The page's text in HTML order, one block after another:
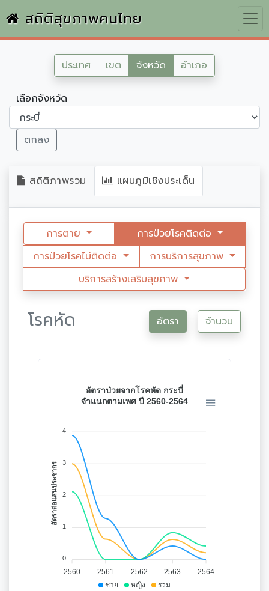
สถิติสุขภาพคนไทย
ประเทศ เขต จังหวัด อำเภอ
เลือกจังหวัด
ตกลง
สถิติภาพรวม แผนภูมิเชิงประเด็น
การตาย
การป่วยโรคติดต่อ
การป่วยโรคไม่ติดต่อ
การบริการสุขภาพ
บริการสร้างเสริมสุขภาพ
โรคหัด อัตรา จำนวน